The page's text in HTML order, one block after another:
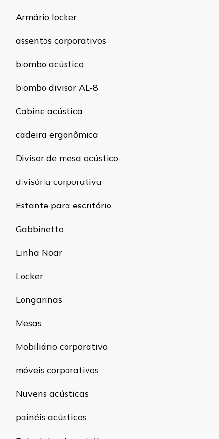
Armário locker
assentos corporativos
biombo acústico
biombo divisor AL-8
Cabine acústica
cadeira ergonômica
Divisor de mesa acústico
divisória corporativa
Estante para escritório
Gabbinetto
Linha Noar
Locker
Longarinas
Mesas
Mobiliário corporativo
móveis corporativos
Nuvens acústicas
painéis acústicos